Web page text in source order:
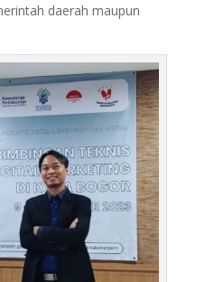
daerah maupun